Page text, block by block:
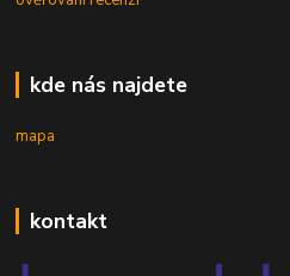
kde nás najdete
mapa
kontakt